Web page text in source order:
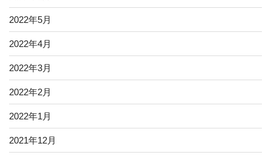
2022年5月
2022年4月
2022年3月
2022年2月
2022年1月
2021年12月